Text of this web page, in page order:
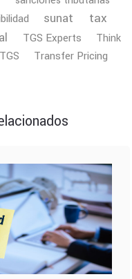
sunat
tax
TGS Experts
Think
Transfer Pricing